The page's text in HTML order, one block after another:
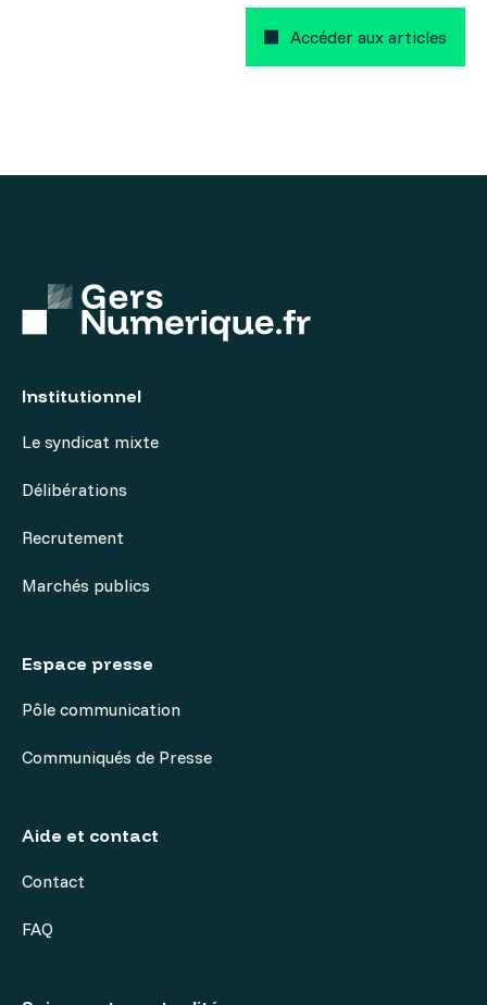
Accéder aux articles
Institutionnel
Le syndicat mixte
Délibérations
Recrutement
Marchés publics
Espace presse
Pôle communication
Communiqués de Presse
Aide et contact
Contact
FAQ